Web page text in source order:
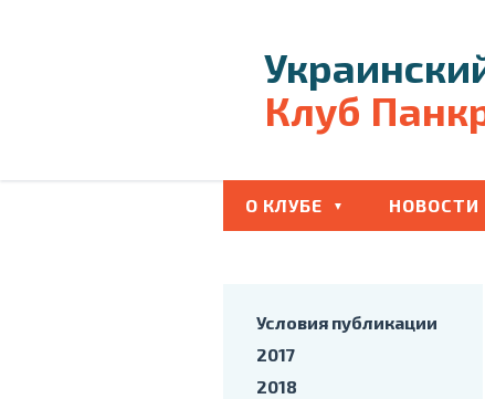
Клуб
О КЛУБЕ НОВОСТИ
Условия публикации
2017
2018